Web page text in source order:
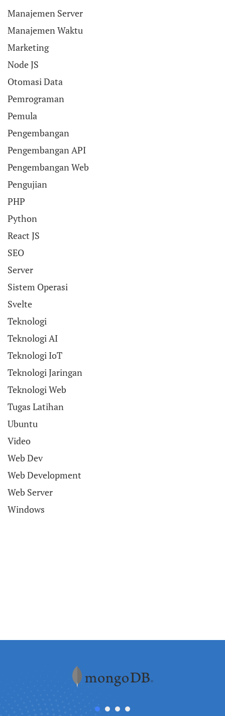
Manajemen Server
Manajemen Waktu
Marketing
Node JS
Otomasi Data
Pemrograman
Pemula
Pengembangan
Pengembangan API
Pengembangan Web
Pengujian
PHP
Python
React JS
SEO
Server
Sistem Operasi
Svelte
Teknologi
Teknologi AI
Teknologi IoT
Teknologi Jaringan
Teknologi Web
Tugas Latihan
Ubuntu
Video
Web Dev
Web Development
Web Server
Windows